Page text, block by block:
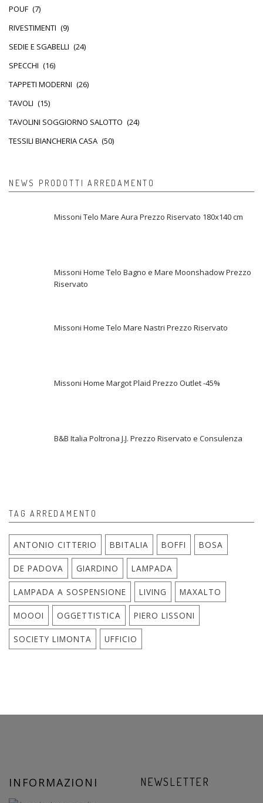
POUF (7)
RIVESTIMENTI (9)
SEDIE E SGABELLI (24)
SPECCHI (16)
TAPPETI MODERNI (26)
TAVOLI (15)
TAVOLINI SOGGIORNO SALOTTO (24)
TESSILI BIANCHERIA CASA (50)
NEWS PRODOTTI ARREDAMENTO
Missoni Telo Mare Aura Prezzo Riservato 180x140 cm
Missoni Home Telo Bagno e Mare Moonshadow Prezzo
Riservato
Missoni Home Telo Mare Nastri Prezzo Riservato
Missoni Home Margot Plaid Prezzo Outlet -45%
B&B Italia Poltrona J.J. Prezzo Riservato e Consulenza
TAG ARREDAMENTO
ANTONIO CITTERIO BBITALIA BOFFI BOSA
DE PADOVA GIARDINO LAMPADA
LAMPADA A SOSPENSIONE LIVING MAXALTO
MOOOI OGGETTISTICA PIERO LISSONI
SOCIETY LIMONTA UFFICIO
INFORMAZIONI NEWSLETTER